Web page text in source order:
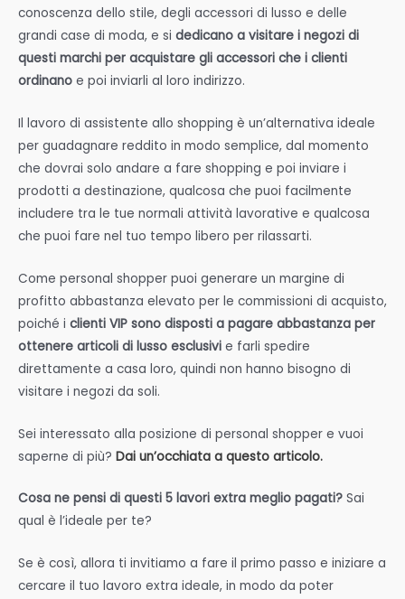
conoscenza dello stile, degli accessori di lusso e delle
grandi case di moda, e si dedicano a visitare i negozi di
questi marchi per acquistare gli accessori che i clienti
ordinano e poi inviarli al loro indirizzo.
Il lavoro di assistente allo shopping è un’alternativa ideale
per guadagnare reddito in modo semplice, dal momento
che dovrai solo andare a fare shopping e poi inviare i
prodotti a destinazione, qualcosa che puoi facilmente
includere tra le tue normali attività lavorative e qualcosa
che puoi fare nel tuo tempo libero per rilassarti.
Come personal shopper puoi generare un margine di
profitto abbastanza elevato per le commissioni di acquisto,
poiché i clienti VIP sono disposti a pagare abbastanza per
ottenere articoli di lusso esclusivi e farli spedire
direttamente a casa loro, quindi non hanno bisogno di
visitare i negozi da soli.
Sei interessato alla posizione di personal shopper e vuoi
saperne di più? Dai un’occhiata a questo articolo.
Cosa ne pensi di questi 5 lavori extra meglio pagati? Sai
qual è l’ideale per te?
Se è così, allora ti invitiamo a fare il primo passo e iniziare a
cercare il tuo lavoro extra ideale, in modo da poter